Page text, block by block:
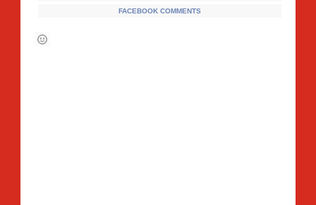
FACEBOOK COMMENTS